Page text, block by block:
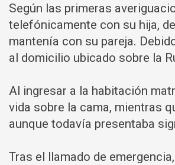
Según las primeras
telefónicamente con su hija,
mantenía con su pareja.
al domicilio ubicado sobre la
Al ingresar a la habitación
vida sobre la cama, mientras
aunque todavía presentaba
Tras el llamado de